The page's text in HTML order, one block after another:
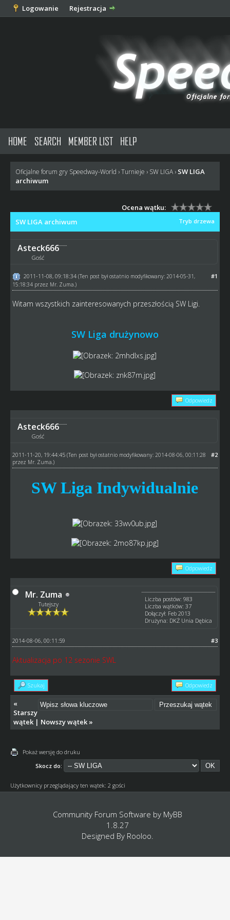
Logowanie Rejestracja
HOME SEARCH MEMBER LIST HELP
Oficjalne forum gry Speedway-World ›Turnieje › SW LIGA › SW LIGA
archiwum
Ocena wątku:
Tryb drzewa
SW LIGA archiwum
Asteck666
Gość
#1
2011-11-08, 09:18:34 (Ten post był ostatnio modyfikowany: 2014-05-31,
15:18:34 przez Mr. Zuma.)
Witam wszystkich zainteresowanych przeszłością SW Ligi.
SW Liga drużynowo
Odpowiedz
Asteck666
Gość
#2
2011-11-20, 19:44:45 (Ten post był ostatnio modyfikowany: 2014-08-06, 00:11:28
przez Mr. Zuma.)
SW Liga Indywidualnie
Odpowiedz
Mr. Zuma
Tutejszy
Liczba postów: 983
Liczba wątków: 37
Dołączył: Feb 2013
Drużyna: DKŻ Unia Dębica
#3
2014-08-06, 00:11:59
Aktualizacja po 12 sezonie SWL
Szukaj Odpowiedz
«
Starszy
wątek| Nowszy wątek»
Pokaż wersję do druku
Skocz do:
Użytkownicy przeglądający ten wątek: 2 gości
Community Forum Software by MyBB
1.8.27
Designed By Rooloo.